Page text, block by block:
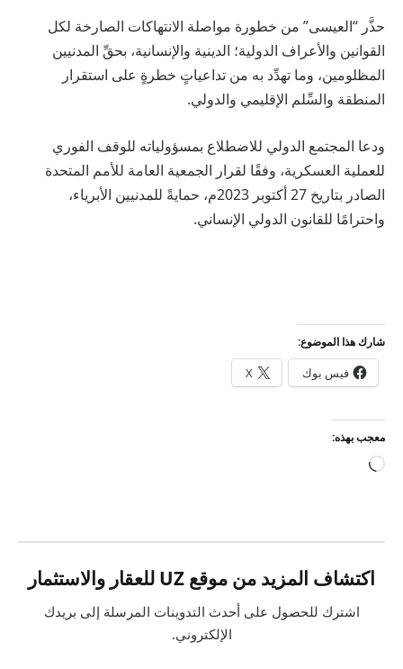
حذَّر “العيسى” من خطورة مواصلة الانتهاكات الصارخة لكل
القوانين والأعراف الدولية؛ الدينية والإنسانية، بحقِّ المدنيين
المظلومين، وما تهدِّد به من تداعياتٍ خطرةٍ على استقرار
المنطقة والسِّلم الإقليمي والدولي.
ودعا المجتمع الدولي للاضطلاع بمسؤولياته للوقف الفوري
للعملية العسكرية، وفقًا لقرار الجمعية العامة للأمم المتحدة
الصادر بتاريخ 27 أكتوبر 2023م، حمايةً للمدنيين الأبرياء،
واحترامًا للقانون الدولي الإنساني.
شارك هذا الموضوع:
فيس بوك X
معجب بهذه:
جاري
اكتشاف المزيد من موقع UZ للعقار والاستثمار
اشترك للحصول على أحدث التدوينات المرسلة إلى بريدك
الإلكتروني.